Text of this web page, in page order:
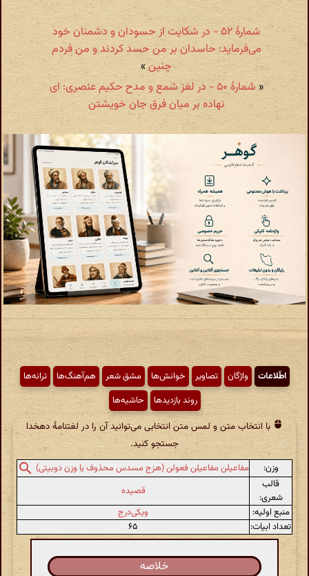
شمارهٔ ۵۲ - در شکایت از حسودان و دشمنان خود
می‌فرماید: حاسدان بر من حسد کردند و من فردم
چنین»
«
شمارهٔ ۵۰ - در لغز شمع و مدح حکیم عنصری: ای
نهاده بر میان فرق جان خویشتن
اطّلاعات واژگان تصاویر خوانش‌ها مشق شعر هم‌آهنگ‌ها
ترانه‌ها
روند بازدیدها
حاشیه‌ها
با انتخاب متن و لمس متن انتخابی می‌توانید آن را در لغتنامهٔ دهخدا
جستجو کنید.
وزن:
مفاعیلن مفاعیلن فعولن (هزج مسدس محذوف یا وزن دوبیتی)
قالب
شعری:
قصیده
منبع اولیه:
ویکی‌درج
تعداد ابیات:
۶۵
خلاصه